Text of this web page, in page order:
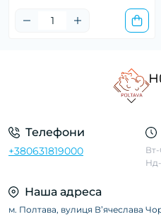
Телефони
+380631819000
Вт-
Наша адреса
м. Полтава, вулиця Вʼячеслава